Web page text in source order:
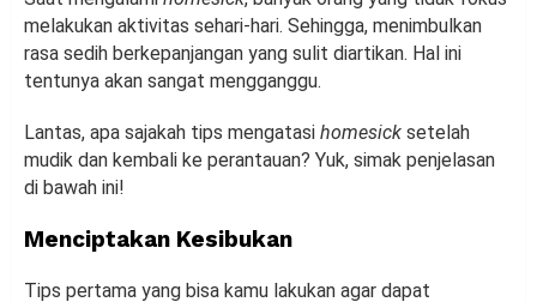
melakukan aktivitas sehari-hari. Sehingga, menimbulkan
rasa sedih berkepanjangan yang sulit diartikan. Hal ini
tentunya akan sangat mengganggu.
Lantas, apa sajakah tips mengatasi homesick setelah
mudik dan kembali ke perantauan? Yuk, simak penjelasan
di bawah ini!
Menciptakan Kesibukan
Tips pertama yang bisa kamu lakukan agar dapat